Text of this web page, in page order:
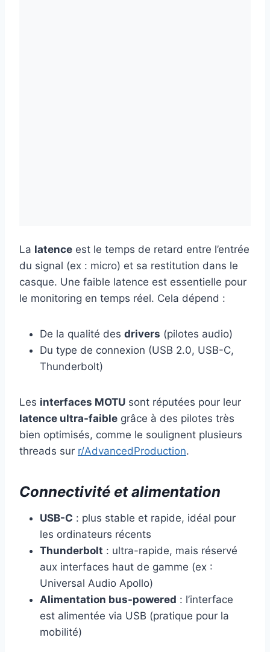
La latence est le temps de retard entre l’entrée
du signal (ex : micro) et sa restitution dans le
casque. Une faible latence est essentielle pour
le monitoring en temps réel. Cela dépend :
De la qualité des drivers (pilotes audio)
Du type de connexion (USB 2.0, USB-C,
Thunderbolt)
Les interfaces MOTU sont réputées pour leur
latence ultra-faible grâce à des pilotes très
bien optimisés, comme le soulignent plusieurs
threads sur r/AdvancedProduction.
Connectivité et alimentation
USB-C : plus stable et rapide, idéal pour
les ordinateurs récents
Thunderbolt : ultra-rapide, mais réservé
aux interfaces haut de gamme (ex :
Universal Audio Apollo)
Alimentation bus-powered : l’interface
est alimentée via USB (pratique pour la
mobilité)